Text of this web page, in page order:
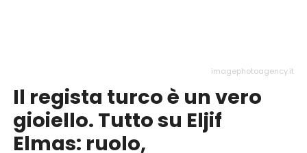
imagephotoagency.it
Il regista turco è un vero
gioiello. Tutto su Eljif
Elmas: ruolo,